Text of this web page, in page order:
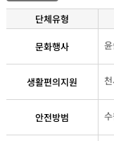
단체유형
문화행사
생활편의지원
안전방범